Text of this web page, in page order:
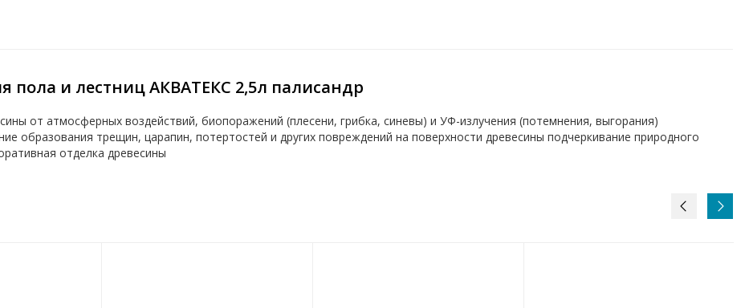
пола и лестниц АКВАТЕКС 2,5л палисандр
от атмосферных воздействий, биопоражений (плесени, грибка, синевы) и УФ-излучения (потемнения, выгорания)
образования трещин, царапин, потертостей и других повреждений на поверхности древесины подчеркивание природного
отделка древесины